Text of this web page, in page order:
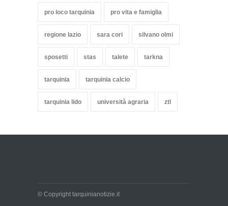
pro loco tarquinia pro vita e famiglia
regione lazio sara cori silvano olmi
sposetti stas talete tarkna
tarquinia tarquinia calcio
tarquinia lido università agraria ztl
© Copyright tarquinianotizie.it